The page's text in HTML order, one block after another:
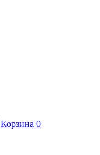
Корзина 0